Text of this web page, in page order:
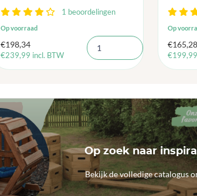
1 beoordelingen
Op voorraad
€198,34
€239,99 incl. BTW
Op
€165,28
€199,99
Op zoek naar
Bekijk de volledige catalogus